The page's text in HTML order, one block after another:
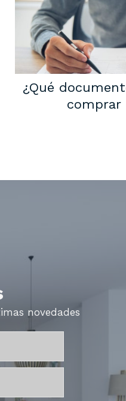
¿Qué
comprar
novedades